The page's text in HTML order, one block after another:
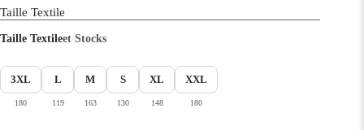
Taille Textile
Taille Textileet Stocks
3XL
180
L
119
M
163
S
130
XL
148
XXL
180